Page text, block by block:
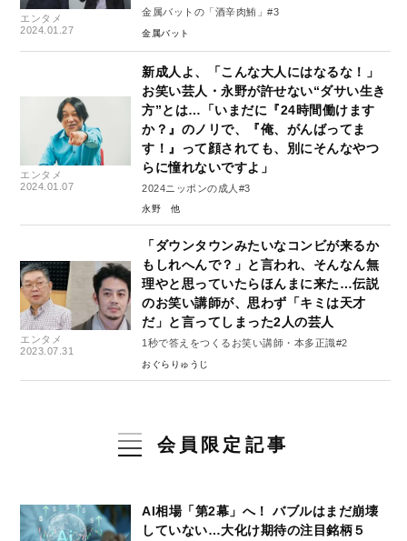
エンタメ
2024.01.27
金属バットの「酒辛肉鮪」#3
金属バット
エンタメ
2024.01.07
新成人よ、「こんな大人にはなるな！」
お笑い芸人・永野が許せない“ダサい生き
方”とは…「いまだに『24時間働けます
か？』のノリで、『俺、がんばってま
す！』って顔されても、別にそんなやつ
らに憧れないですよ」
2024ニッポンの成人#3
永野
エンタメ
2023.07.31
「ダウンタウンみたいなコンビが来るか
もしれへんで？」と言われ、そんなん無
理やと思っていたらほんまに来た…伝説
のお笑い講師が、思わず「キミは天才
だ」と言ってしまった2人の芸人
1秒で答えをつくるお笑い講師・本多正識#2
おぐらりゅうじ
会員限定記事
AI相場「第2幕」へ！ バブルはまだ崩壊
していない…大化け期待の注目銘柄５